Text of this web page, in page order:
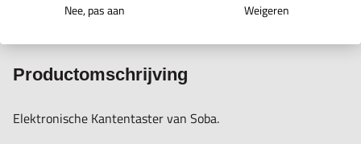
IN WINKELWAGEN
Productomschrijving
Elektronische Kantentaster van Soba.
Nee, pas aan
Weigeren